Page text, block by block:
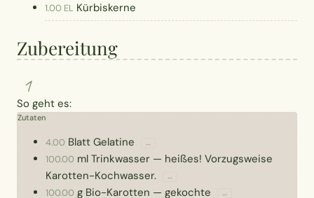
1.00 EL Kürbiskerne
Zubereitung
1
So geht es:
Zutaten
4.00 Blatt Gelatine ↔
100.00 ml Trinkwasser — heißes! Vorzugsweise
Karotten-Kochwasser.
↔
100.00 g Bio-Karotten — gekochte ↔